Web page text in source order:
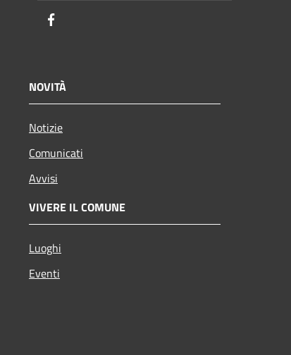
NOVITÀ
Notizie
Comunicati
Avvisi
VIVERE IL COMUNE
Luoghi
Eventi